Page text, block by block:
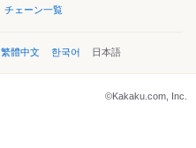
チェーン一覧
繁體中文 한국어 日本語
©Kakaku.com, Inc.